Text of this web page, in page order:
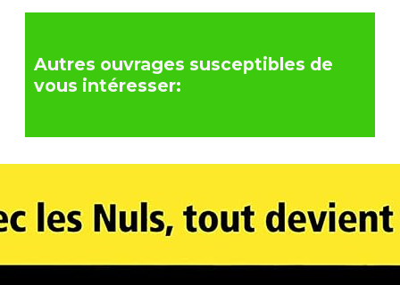
Autres ouvrages susceptibles de
vous intéresser: